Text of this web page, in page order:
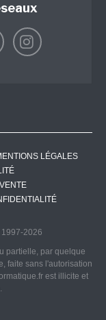
LÉGALES
2026
partielle, par quelque
faite sans l'autorisation
est illicite et